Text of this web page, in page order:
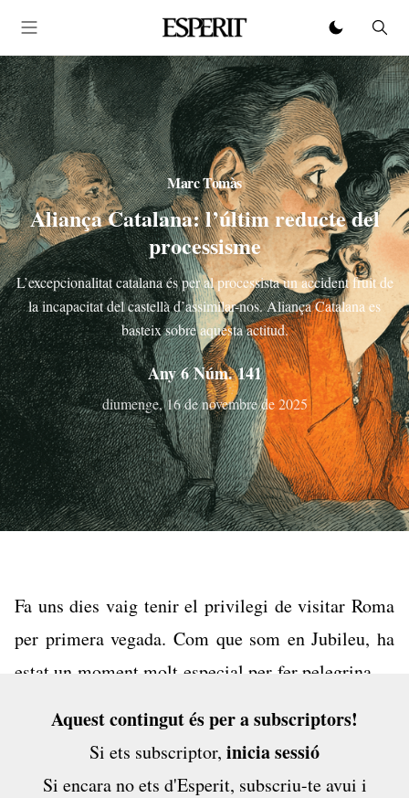
Marc Tomàs
Aliança Catalana: l’últim reducte del
processisme
L’excepcionalitat catalana és per al processista un accident fruit de
la incapacitat del castellà d’assimilar-nos. Aliança Catalana es
basteix sobre aquesta actitud.
Any 6 Núm. 141
diumenge, 16 de novembre de 2025
Fa uns dies vaig tenir el privilegi de visitar Roma
per primera vegada. Com que som en Jubileu, ha
estat un moment molt especial per fer pelegrinatge
viatge coincidís amb el moment en què estic
La història dels papes
Aquest contingut és per a subscriptors!
Si ets subscriptor, inicia sessió
Si encara no ets d'Esperit, subscriu-te avui i